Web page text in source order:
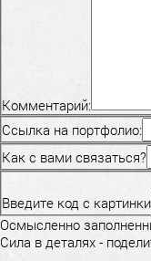
Комментарий:
Ссылка на портфолио:
Как с вами связаться?
Введите код с картинки
Осмысленно
Сила в деталях -